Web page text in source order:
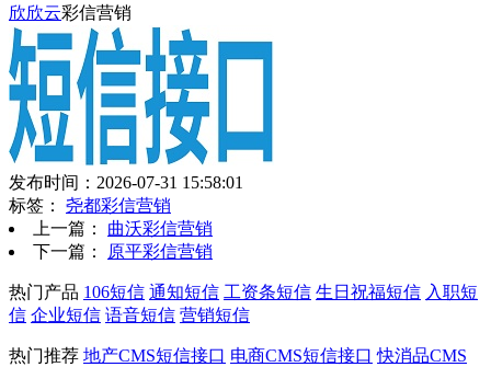
欣欣云彩信营销
发布时间：2026-07-31 15:58:01
标签： 尧都彩信营销
上一篇： 曲沃彩信营销
下一篇：
原平彩信营销
热门产品 106短信 通知短信 工资条短信 生日祝福短信 入职短
信 企业短信 语音短信 营销短信
热门推荐 地产CMS短信接口 电商CMS短信接口 快消品CMS